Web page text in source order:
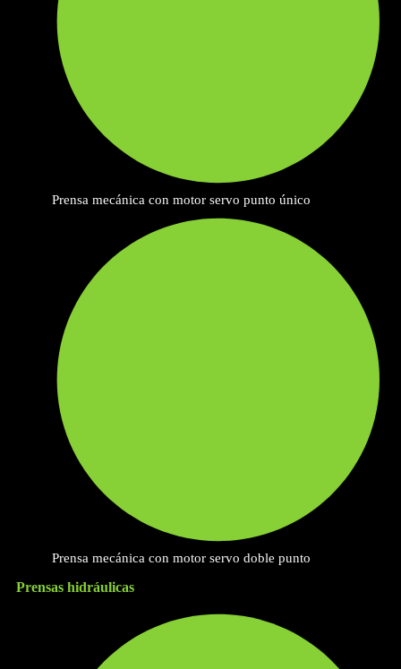
Prensa mecánica con motor servo punto único
Prensa mecánica con motor servo doble punto
Prensas hidráulicas